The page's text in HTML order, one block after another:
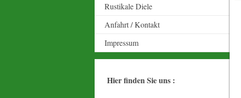
Rustikale Diele
Anfahrt / Kontakt
Impressum
Hier finden Sie uns :